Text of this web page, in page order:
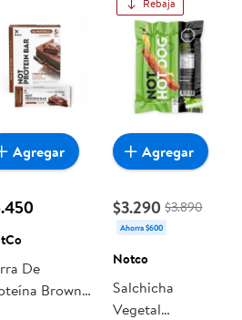
De
Brownie
Agregar
Rebaja
$3.290 $3.890
Ahorra $600
Notco
Salchicha
Vegetal
Agregar